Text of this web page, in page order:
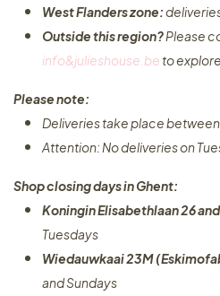
West Flanders zone:
Outside this region?Please
info&julieshouse.be to
Please note:
Deliveries take place between
Attention: No deliveries on
Shop closing days in Ghent:
Koningin Elisabethlaan 26
Tuesdays
Wiedauwkaai 23M
and Sundays